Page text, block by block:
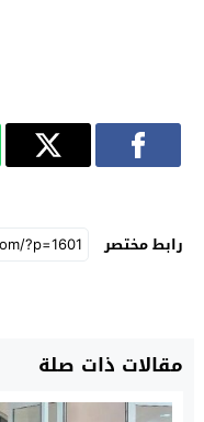
رابط مختصر
مقالات ذات صلة